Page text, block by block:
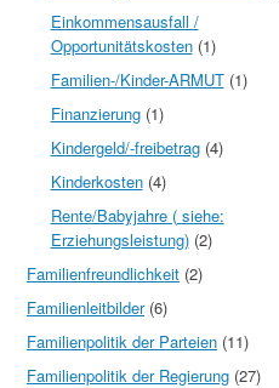
Einkommensausfall /
Opportunitätskosten(1)
Familien-/Kinder-ARMUT(1)
Finanzierung(1)
Kindergeld/-freibetrag(4)
Kinderkosten(4)
Rente/Babyjahre ( siehe:
Erziehungsleistung)(2)
Familienfreundlichkeit (2)
Familienleitbilder(6)
Familienpolitik der Parteien (11)
Familienpolitik der Regierung (27)